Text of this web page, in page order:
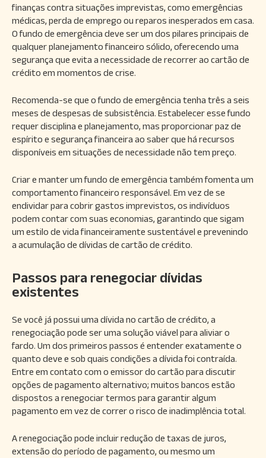
finanças contra situações imprevistas, como emergências
médicas, perda de emprego ou reparos inesperados em casa.
O fundo de emergência deve ser um dos pilares principais de
qualquer planejamento financeiro sólido, oferecendo uma
segurança que evita a necessidade de recorrer ao cartão de
crédito em momentos de crise.
Recomenda-se que o fundo de emergência tenha três a seis
meses de despesas de subsistência. Estabelecer esse fundo
requer disciplina e planejamento, mas proporcionar paz de
espírito e segurança financeira ao saber que há recursos
disponíveis em situações de necessidade não tem preço.
Criar e manter um fundo de emergência também fomenta um
comportamento financeiro responsável. Em vez de se
endividar para cobrir gastos imprevistos, os indivíduos
podem contar com suas economias, garantindo que sigam
um estilo de vida financeiramente sustentável e prevenindo
a acumulação de dívidas de cartão de crédito.
Passos para renegociar dívidas
existentes
Se você já possui uma dívida no cartão de crédito, a
renegociação pode ser uma solução viável para aliviar o
fardo. Um dos primeiros passos é entender exatamente o
quanto deve e sob quais condições a dívida foi contraída.
Entre em contato com o emissor do cartão para discutir
opções de pagamento alternativo; muitos bancos estão
dispostos a renegociar termos para garantir algum
pagamento em vez de correr o risco de inadimplência total.
A renegociação pode incluir redução de taxas de juros,
extensão do período de pagamento, ou mesmo um